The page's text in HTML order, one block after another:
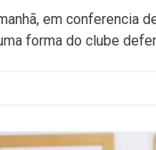
em conferencia
forma do clube